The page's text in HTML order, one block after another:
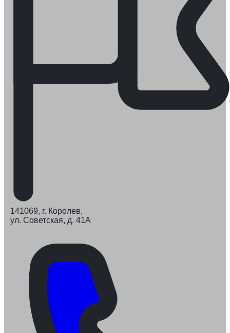
141069, г. Королев,
ул. Советская, д. 41А